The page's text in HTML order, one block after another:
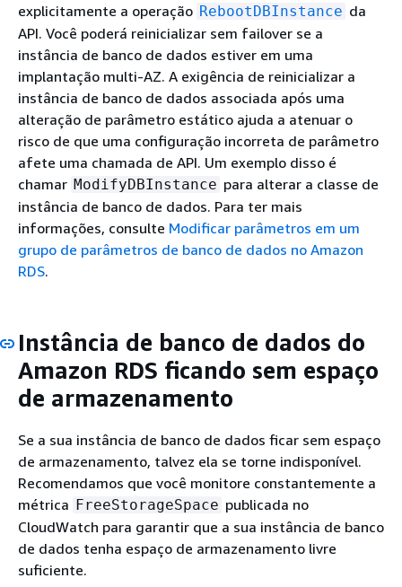
explicitamente a operação RebootDBInstance da
API. Você poderá reinicializar sem failover se a
instância de banco de dados estiver em uma
implantação multi-AZ. A exigência de reinicializar a
instância de banco de dados associada após uma
alteração de parâmetro estático ajuda a atenuar o
risco de que uma configuração incorreta de parâmetro
afete uma chamada de API. Um exemplo disso é
chamar ModifyDBInstance para alterar a classe de
instância de banco de dados. Para ter mais
informações, consulte Modificar parâmetros em um
grupo de parâmetros de banco de dados no Amazon
RDS.
Instância de banco de dados do
Amazon RDS ficando sem espaço
de armazenamento
Se a sua instância de banco de dados ficar sem espaço
de armazenamento, talvez ela se torne indisponível.
Recomendamos que você monitore constantemente a
métrica FreeStorageSpace publicada no
CloudWatch para garantir que a sua instância de banco
de dados tenha espaço de armazenamento livre
suficiente.